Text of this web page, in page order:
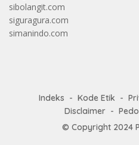
sibolangit.com
siguragura.com
simanindo.com
Indeks Kode Etik
Disclaimer
© Copyright 2024